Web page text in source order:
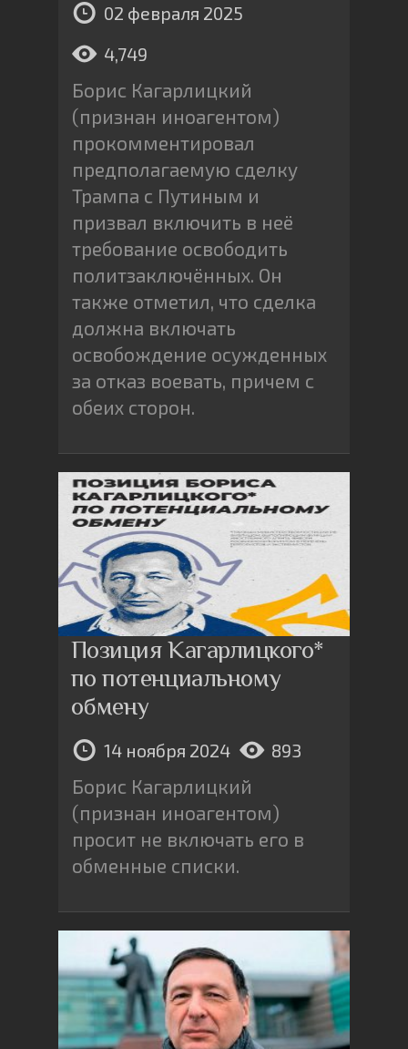
02 февраля 2025
4,749
Борис Кагарлицкий
(признан иноагентом)
прокомментировал
предполагаемую сделку
Трампа с Путиным и
призвал включить в неё
требование освободить
политзаключённых. Он
также отметил, что сделка
должна включать
освобождение осужденных
за отказ воевать, причем с
обеих сторон.
Позиция Кагарлицкого*
по потенциальному
обмену
14 ноября 2024 893
Борис Кагарлицкий
(признан иноагентом)
просит не включать его в
обменные списки.